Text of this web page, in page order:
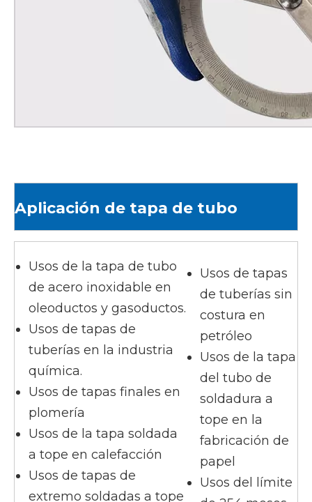
Aplicación de tapa de tubo
Usos de la tapa de tubo
de acero inoxidable en
oleoductos y gasoductos.
Usos de tapas de
tuberías en la industria
química.
Usos de tapas finales en
plomería
Usos de la tapa soldada
a tope en calefacción
Usos de tapas de
extremo soldadas a tope
Usos de tapas
de tuberías sin
costura en
petróleo
Usos de la tapa
del tubo de
soldadura a
tope en la
fabricación de
papel
Usos del límite